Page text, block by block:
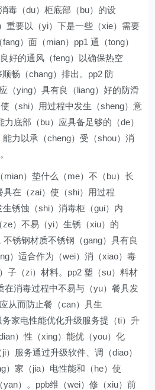
毒（du）柜底部（bu）的设
重要以（yi）下是一些（xie）需要
）面（mian）pp1 通（tong）
好的通风（feng）以确保热空
顺畅（chang）排出。pp2 防
（ying）具有良（liang）好的防滑
（shi）用过程中发生（sheng）意
底部（bu）应具备足够的（de）
力以承（cheng）受（shou）消
mian）垫什么（me）不（bu）长
在（zai）使（shi）用过程
生锈蚀（shi）消毒柜（gui）内
ze）不易（yi）生锈（xiu）的
不锈钢材质不锈钢（gang）具有良
）适合作为（wei）消（xiao）毒
子（zi）材料。pp2 塑（su）料材
在消毒过程中不易与（yu）餐具发
从而防止餐（can）具生
务家电性能优化升级服务提（ti）升
）性（xing）能优（you）化
）服务通过升级软件、调（diao）
）家（jia）电性能和（he）使
yan）。ppb维（wei）修（xiu）前